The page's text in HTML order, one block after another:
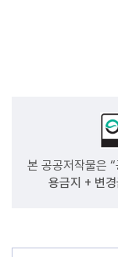
본 공공저작물은
용금지 + 변경